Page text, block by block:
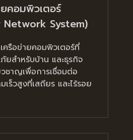
ยคอมพิวเตอร์
System)
ครือข่ายคอมพิวเตอร์ที่
ยสำหรับบ้าน และธุรกิจ
ชาญเพื่อการเชื่อมต่อ
เร็วสูงที่เสถียร และไร้รอย